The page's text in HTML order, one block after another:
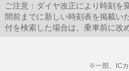
ご注意：ダイヤ改正により時刻を
間前までに新しい時刻表を掲載い
付を検索した場合は、乗車前に改
※一部、ICカ